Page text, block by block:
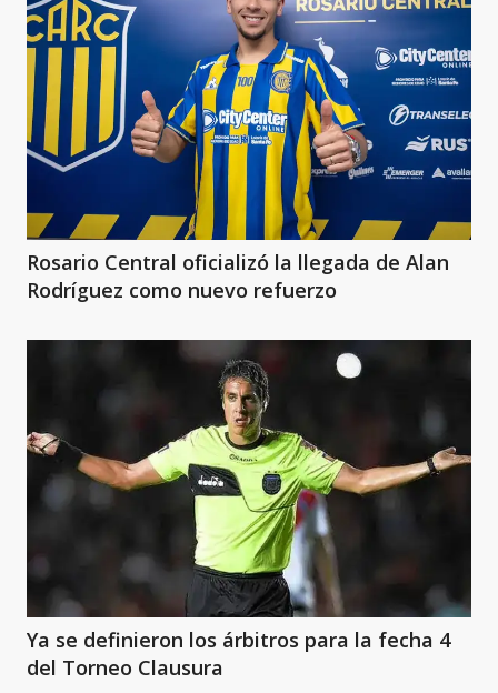
Rosario Central oficializó la llegada de Alan
Rodríguez como nuevo refuerzo
Ya se definieron los árbitros para la fecha 4
del Torneo Clausura